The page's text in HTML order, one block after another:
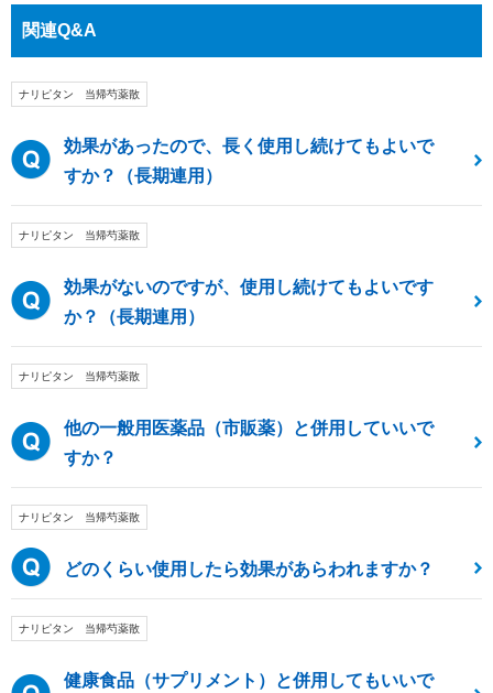
関連Q&A
ナリピタン 当帰芍薬散
効果があったので、長く使用し続けてもよいで
すか？（長期連用）
ナリピタン 当帰芍薬散
効果がないのですが、使用し続けてもよいです
か？（長期連用）
ナリピタン 当帰芍薬散
他の一般用医薬品（市販薬）と併用していいで
すか？
ナリピタン 当帰芍薬散
どのくらい使用したら効果があらわれますか？
ナリピタン 当帰芍薬散
健康食品（サプリメント）と併用してもいいで